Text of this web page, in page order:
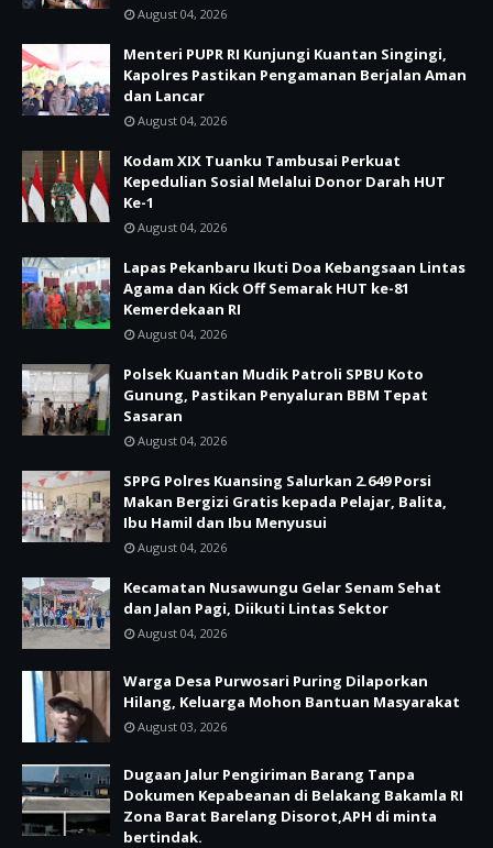
August 04, 2026
Menteri PUPR RI Kunjungi Kuantan Singingi,
Kapolres Pastikan Pengamanan Berjalan Aman
dan Lancar
August 04, 2026
Kodam XIX Tuanku Tambusai Perkuat
Kepedulian Sosial Melalui Donor Darah HUT
Ke-1
August 04, 2026
Lapas Pekanbaru Ikuti Doa Kebangsaan Lintas
Agama dan Kick Off Semarak HUT ke-81
Kemerdekaan RI
August 04, 2026
Polsek Kuantan Mudik Patroli SPBU Koto
Gunung, Pastikan Penyaluran BBM Tepat
Sasaran
August 04, 2026
SPPG Polres Kuansing Salurkan 2.649 Porsi
Makan Bergizi Gratis kepada Pelajar, Balita,
Ibu Hamil dan Ibu Menyusui
August 04, 2026
Kecamatan Nusawungu Gelar Senam Sehat
dan Jalan Pagi, Diikuti Lintas Sektor
August 04, 2026
Warga Desa Purwosari Puring Dilaporkan
Hilang, Keluarga Mohon Bantuan Masyarakat
August 03, 2026
Dugaan Jalur Pengiriman Barang Tanpa
Dokumen Kepabeanan di Belakang Bakamla RI
Zona Barat Barelang Disorot,APH di minta
bertindak.